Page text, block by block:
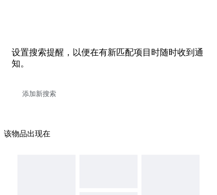
设置搜索提醒，以便在有新匹配项目时随时收到通
知。
该物品出现在